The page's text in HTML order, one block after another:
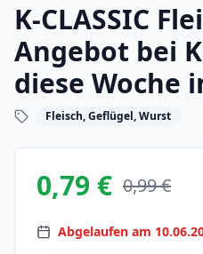
K-CLASSIC
Angebot bei
diese Woche
Fleisch, Geflügel, Wurst
0,79 € 0,99 €
Abgelaufen am